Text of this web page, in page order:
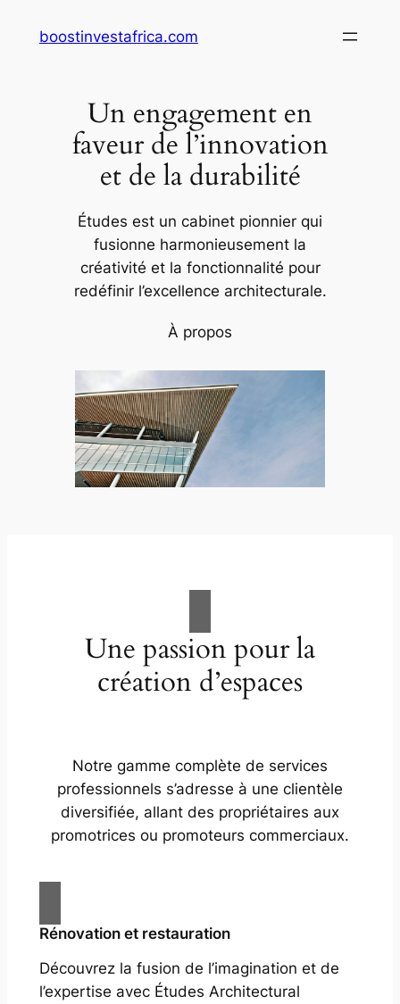
boostinvestafrica.com
Un engagement en
faveur de l’innovation
et de la durabilité
Études est un cabinet pionnier qui
fusionne harmonieusement la
créativité et la fonctionnalité pour
redéfinir l’excellence architecturale.
À propos
Une passion pour la
création d’espaces
Notre gamme complète de services
professionnels s’adresse à une clientèle
diversifiée, allant des propriétaires aux
promotrices ou promoteurs commerciaux.
Rénovation et restauration
Découvrez la fusion de l’imagination et de
l’expertise avec Études Architectural